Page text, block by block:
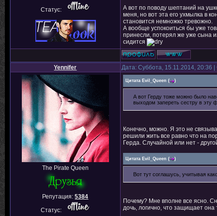
Статус:
А вот по поводу шептаний на
меня, но вот эта его ухмылка в
становится немножко тревожно.
А вообще успокоиться бы уже
принесли, потерял же уже сына
сидится
Yennifer Дата: Суббота, 15.11.2014, 20:36
The Pirate Queen
Репутация:5384
Статус:
Цитата Evil_Queen ( )
А вот Герду тоже можно было
выходом запереть сестру в эту
Конечно, можно. Я это не
решили жить все равно что на
Герда. Случайной или нет -
Цитата Evil_Queen ( )
Вот тут соглашусь, учитывая
Почему? Мне вполне все ясно.
дочь, логично, что защищает она